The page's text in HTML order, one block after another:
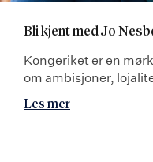
Bli kjent med Jo
Kongeriket er en
om ambisjoner,
Les mer